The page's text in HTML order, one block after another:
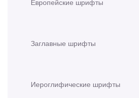
Заглавные шрифты
Иероглифические шрифты